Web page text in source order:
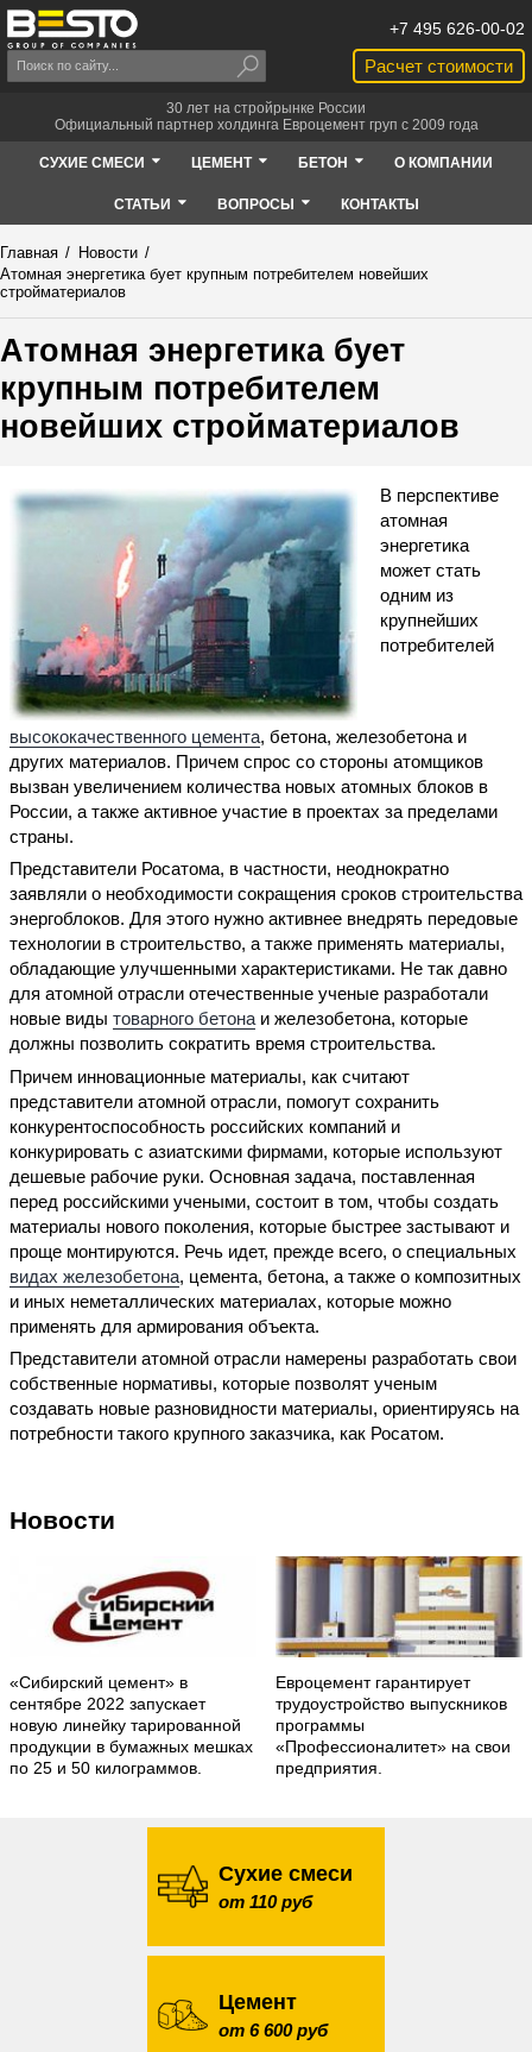
Расчет стоимости
+7 495 626-00-02
30 лет на стройрынке России
Официальный партнер холдинга Евроцемент груп с 2009 года
СУХИЕ СМЕСИ ЦЕМЕНТ БЕТОН О КОМПАНИИ
СТАТЬИ ВОПРОСЫ КОНТАКТЫ
Главная / Новости /
Атомная энергетика бует крупным потребителем новейших
стройматериалов
Атомная энергетика бует
крупным потребителем
новейших стройматериалов
В перспективе
атомная
энергетика
может стать
одним из
крупнейших
потребителей
высококачественного цемента, бетона, железобетона и
других материалов. Причем спрос со стороны атомщиков
вызван увеличением количества новых атомных блоков в
России, а также активное участие в проектах за пределами
страны.
Представители Росатома, в частности, неоднократно
заявляли о необходимости сокращения сроков строительства
энергоблоков. Для этого нужно активнее внедрять передовые
технологии в строительство, а также применять материалы,
обладающие улучшенными характеристиками. Не так давно
для атомной отрасли отечественные ученые разработали
новые виды товарного бетона и железобетона, которые
должны позволить сократить время строительства.
Причем инновационные материалы, как считают
представители атомной отрасли, помогут сохранить
конкурентоспособность российских компаний и
конкурировать с азиатскими фирмами, которые используют
дешевые рабочие руки. Основная задача, поставленная
перед российскими учеными, состоит в том, чтобы создать
материалы нового поколения, которые быстрее застывают и
проще монтируются. Речь идет, прежде всего, о специальных
видах железобетона, цемента, бетона, а также о композитных
и иных неметаллических материалах, которые можно
применять для армирования объекта.
Представители атомной отрасли намерены разработать свои
собственные нормативы, которые позволят ученым
создавать новые разновидности материалы, ориентируясь на
потребности такого крупного заказчика, как Росатом.
Новости
«Сибирский цемент» в
сентябре 2022 запускает
новую линейку тарированной
продукции в бумажных мешках
по 25 и 50 килограммов.
Евроцемент гарантирует
трудоустройство выпускников
программы
«Профессионалитет» на свои
предприятия.
Сухие смеси
от 110 руб
Цемент
от 6 600 руб